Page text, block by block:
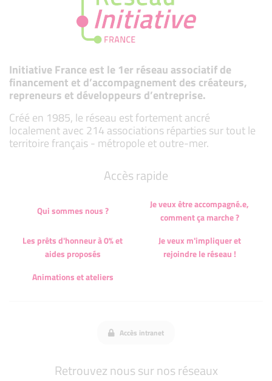
Initiative France est le 1er réseau associatif de
financement et d’accompagnement des créateurs,
repreneurs et développeurs d’entreprise.
Créé en 1985, le réseau est fortement ancré
localement avec 214 associations réparties sur tout le
territoire français - métropole et outre-mer.
Accès rapide
Qui sommes nous ?
Je veux être accompagné.e,
comment ça marche ?
Les prêts d'honneur à 0% et
aides proposés
Je veux m'impliquer et
rejoindre le réseau !
Animations et ateliers
Accès intranet
Retrouvez nous sur nos réseaux